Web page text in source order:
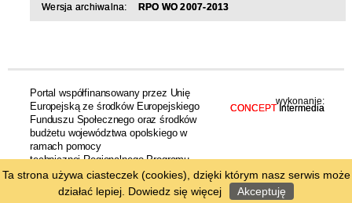
Wersja archiwalna: RPO WO 2007-2013
Portal współfinansowany przez Unię
Europejską ze środków Europejskiego
Funduszu Społecznego oraz środków
budżetu województwa opolskiego w
ramach pomocy
technicznej Regionalnego Programu
Operacyjnego Województwa Opolskiego
na lata 2014-2020
wykonanie:
CONCEPTIntermedia
Ta strona używa ciasteczek (cookies), dzięki którym nasz serwis może
działać lepiej. Dowiedz się więcej Akceptuję